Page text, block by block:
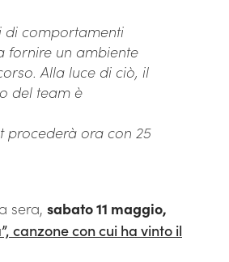
di comportamenti
fornire un ambiente
Alla luce di ciò, il
del team è
procederà ora con 25
sera, sabato 11 maggio,
canzone con cui ha vinto il